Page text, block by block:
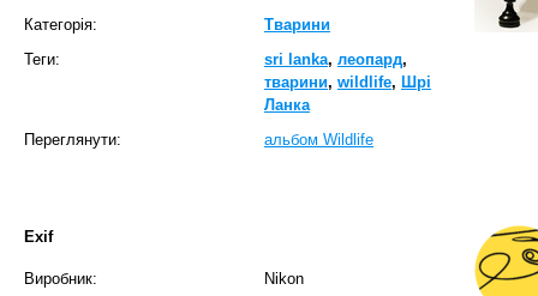
Категорія:
Тварини
Теги:
sri lanka, леопард,
тварини, wildlife, Шрі
Ланка
Переглянути:
альбом Wildlife
Exif
Виробник:
Nikon